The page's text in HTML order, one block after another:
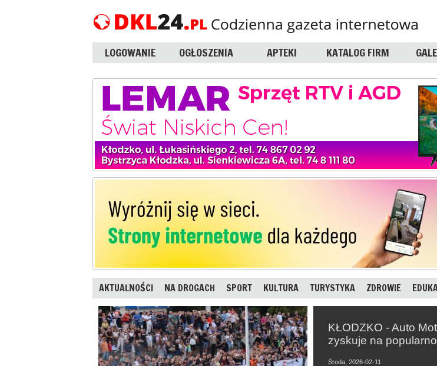
LOGOWANIE OGŁOSZENIA APTEKI KATALOG FIRM
AKTUALNOŚCI NA DROGACH SPORT KULTURA TURYSTYKA ZDROWIE
KŁODZKO - Auto
zyskuje na
Środa, 2026-02-11